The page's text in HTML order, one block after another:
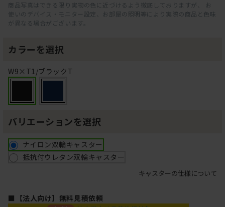
商品写真はできる限り実物の色に近づけるよう徹底しておりますが、 お
使いのデバイス・モニター設定、お部屋の照明等により実際の商品と色味
が異なる場合がございます。
カラーを選択
W9×T1/ブラックT
バリエーションを選択
ナイロン双輪キャスター
抵抗付ウレタン双輪キャスター
キャスターの仕様について
■【法人向け】無料見積依頼